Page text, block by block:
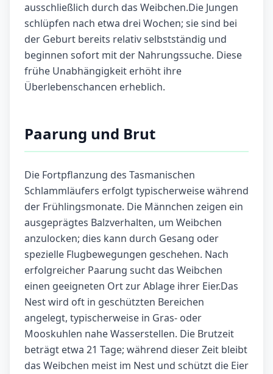
ausschließlich durch das Weibchen.Die Jungen
schlüpfen nach etwa drei Wochen; sie sind bei
der Geburt bereits relativ selbstständig und
beginnen sofort mit der Nahrungssuche. Diese
frühe Unabhängigkeit erhöht ihre
Überlebenschancen erheblich.
Paarung und Brut
Die Fortpflanzung des Tasmanischen
Schlammläufers erfolgt typischerweise während
der Frühlingsmonate. Die Männchen zeigen ein
ausgeprägtes Balzverhalten, um Weibchen
anzulocken; dies kann durch Gesang oder
spezielle Flugbewegungen geschehen. Nach
erfolgreicher Paarung sucht das Weibchen
einen geeigneten Ort zur Ablage ihrer Eier.Das
Nest wird oft in geschützten Bereichen
angelegt, typischerweise in Gras- oder
Mooskuhlen nahe Wasserstellen. Die Brutzeit
beträgt etwa 21 Tage; während dieser Zeit bleibt
das Weibchen meist im Nest und schützt die Eier